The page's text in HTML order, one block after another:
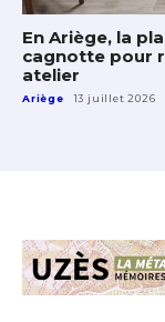
En Ariège, la
cagnotte pour
atelier
Ariège 13 juillet 2026